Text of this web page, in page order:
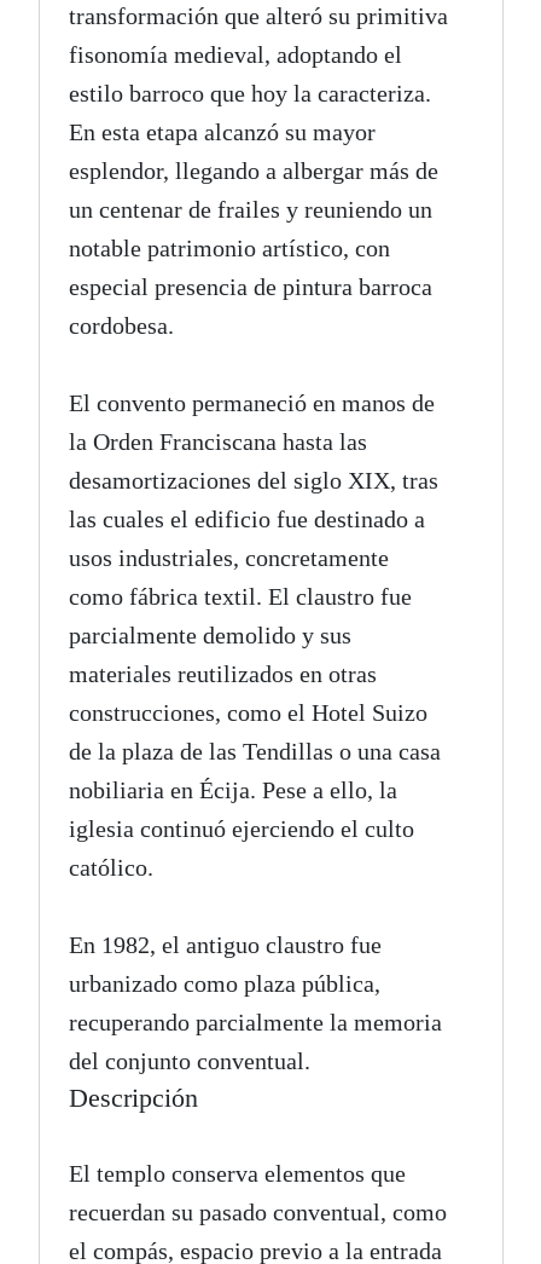
transformación que alteró su primitiva
fisonomía medieval, adoptando el
estilo barroco que hoy la caracteriza.
En esta etapa alcanzó su mayor
esplendor, llegando a albergar más de
un centenar de frailes y reuniendo un
notable patrimonio artístico, con
especial presencia de pintura barroca
cordobesa.
El convento permaneció en manos de
la Orden Franciscana hasta las
desamortizaciones del siglo XIX, tras
las cuales el edificio fue destinado a
usos industriales, concretamente
como fábrica textil. El claustro fue
parcialmente demolido y sus
materiales reutilizados en otras
construcciones, como el Hotel Suizo
de la plaza de las Tendillas o una casa
nobiliaria en Écija. Pese a ello, la
iglesia continuó ejerciendo el culto
católico.
En 1982, el antiguo claustro fue
urbanizado como plaza pública,
recuperando parcialmente la memoria
del conjunto conventual.
Descripción
El templo conserva elementos que
recuerdan su pasado conventual, como
el compás, espacio previo a la entrada